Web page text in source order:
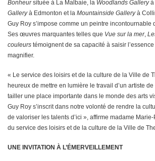
Bonheursituée à La Malbaie, la Woodlands Galleryà
Galleryà Edmonton et la Mountainside Galleryà
Guy Roy s’impose comme un peintre incontournable
Ses œuvres marquantes telles que Vue sur la mer,
couleurs témoignent de sa capacité à saisir
magnifier.
« Le service des loisirs et de la culture de la Ville de
heureux de mettre en lumière le travail d’un artiste
tailler une place importante dans le monde des arts
Guy Roy s’inscrit dans notre volonté de rendre la
de valoriser les talents d’ici », affirme madame
du service des loisirs et de la culture de la Ville de
UNE INVITATION À L’ÉMERVEILLEMENT